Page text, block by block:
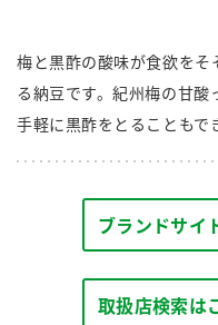
酢
みりん風・料理酒
新商品一覧
キャンペーン情報
ブランド・スペシャルサイ
ブランド・スペシャルサ
商品ブランドサイト
Fibee（ファイビー）
企業情報
梅と黒酢の酸味が食欲をそ
る納豆です。紀州梅の甘酸
手軽に黒酢をとることもで
ブランドサイ
取扱店検索は